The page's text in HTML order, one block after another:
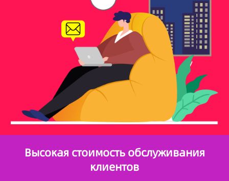
Высокая стоимость обслуживания
клиентов